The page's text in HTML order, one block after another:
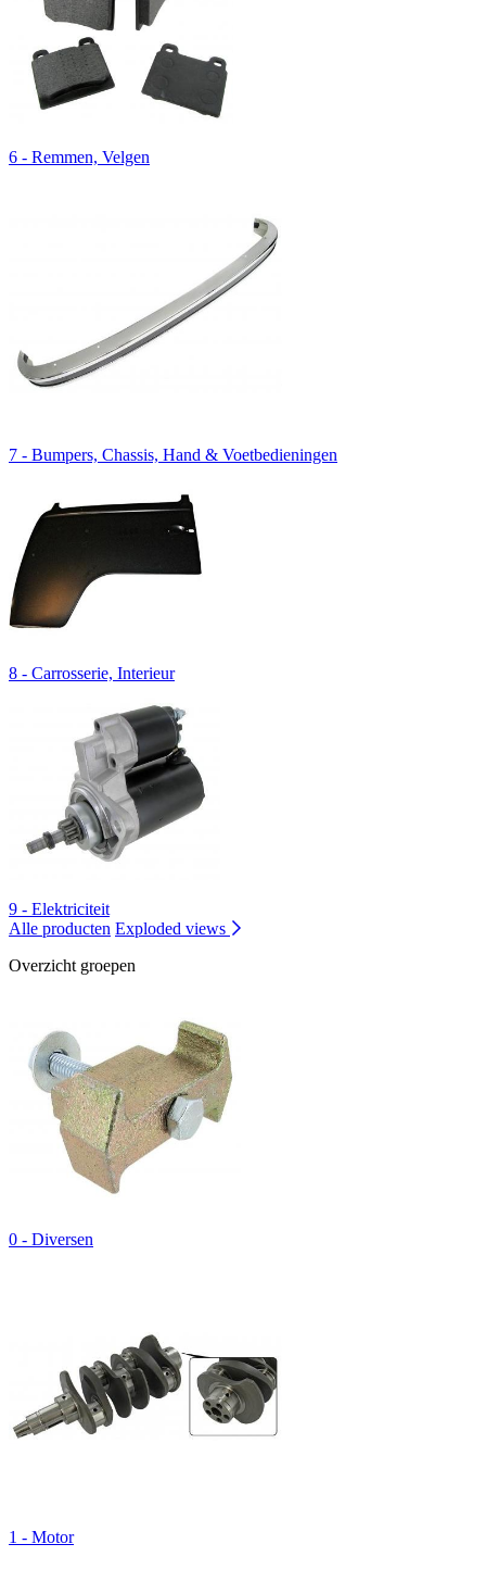
6 - Remmen, Velgen
7 - Bumpers, Chassis, Hand & Voetbedieningen
8 - Carrosserie, Interieur
9 - Elektriciteit
Alle producten Exploded views
Overzicht groepen
0 - Diversen
1 - Motor